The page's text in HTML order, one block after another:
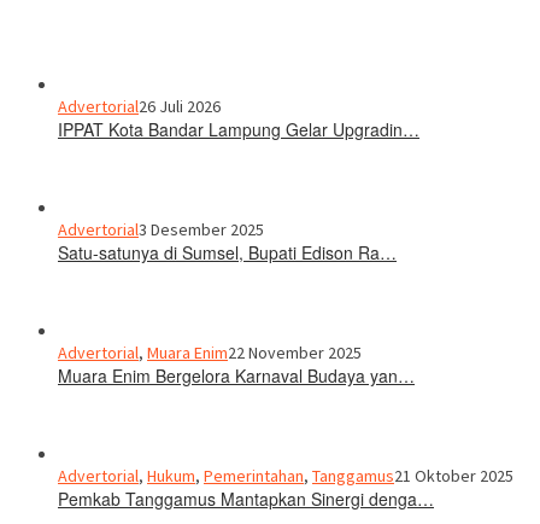
Advertorial26 Juli 2026
IPPAT Kota Bandar Lampung Gelar Upgradin…
Advertorial3 Desember 2025
Satu-satunya di Sumsel, Bupati Edison Ra…
Advertorial, Muara Enim22 November 2025
Muara Enim Bergelora Karnaval Budaya yan…
Advertorial, Hukum, Pemerintahan, Tanggamus21 Oktober 2025
Pemkab Tanggamus Mantapkan Sinergi denga…